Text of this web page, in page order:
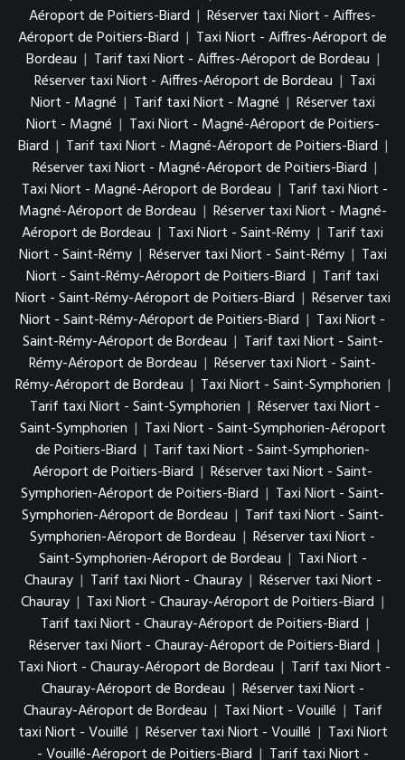
Aéroport de Poitiers-Biard | Réserver taxi Niort - Aiffres-
Aéroport de Poitiers-Biard | Taxi Niort - Aiffres-Aéroport de
Bordeau | Tarif taxi Niort - Aiffres-Aéroport de Bordeau |
Réserver taxi Niort - Aiffres-Aéroport de Bordeau | Taxi
Niort - Magné | Tarif taxi Niort - Magné | Réserver taxi
Niort - Magné | Taxi Niort - Magné-Aéroport de Poitiers-
Biard | Tarif taxi Niort - Magné-Aéroport de Poitiers-Biard |
Réserver taxi Niort - Magné-Aéroport de Poitiers-Biard |
Taxi Niort - Magné-Aéroport de Bordeau | Tarif taxi Niort -
Magné-Aéroport de Bordeau | Réserver taxi Niort - Magné-
Aéroport de Bordeau | Taxi Niort - Saint-Rémy | Tarif taxi
Niort - Saint-Rémy | Réserver taxi Niort - Saint-Rémy | Taxi
Niort - Saint-Rémy-Aéroport de Poitiers-Biard | Tarif taxi
Niort - Saint-Rémy-Aéroport de Poitiers-Biard | Réserver taxi
Niort - Saint-Rémy-Aéroport de Poitiers-Biard | Taxi Niort -
Saint-Rémy-Aéroport de Bordeau | Tarif taxi Niort - Saint-
Rémy-Aéroport de Bordeau | Réserver taxi Niort - Saint-
Rémy-Aéroport de Bordeau | Taxi Niort - Saint-Symphorien |
Tarif taxi Niort - Saint-Symphorien | Réserver taxi Niort -
Saint-Symphorien | Taxi Niort - Saint-Symphorien-Aéroport
de Poitiers-Biard | Tarif taxi Niort - Saint-Symphorien-
Aéroport de Poitiers-Biard | Réserver taxi Niort - Saint-
Symphorien-Aéroport de Poitiers-Biard | Taxi Niort - Saint-
Symphorien-Aéroport de Bordeau | Tarif taxi Niort - Saint-
Symphorien-Aéroport de Bordeau | Réserver taxi Niort -
Saint-Symphorien-Aéroport de Bordeau | Taxi Niort -
Chauray | Tarif taxi Niort - Chauray | Réserver taxi Niort -
Chauray | Taxi Niort - Chauray-Aéroport de Poitiers-Biard |
Tarif taxi Niort - Chauray-Aéroport de Poitiers-Biard |
Réserver taxi Niort - Chauray-Aéroport de Poitiers-Biard |
Taxi Niort - Chauray-Aéroport de Bordeau | Tarif taxi Niort -
Chauray-Aéroport de Bordeau | Réserver taxi Niort -
Chauray-Aéroport de Bordeau | Taxi Niort - Vouillé | Tarif
taxi Niort - Vouillé | Réserver taxi Niort - Vouillé | Taxi Niort
- Vouillé-Aéroport de Poitiers-Biard | Tarif taxi Niort -